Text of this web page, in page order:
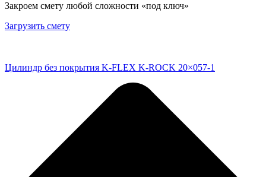
Закроем смету любой сложности «под ключ»
Загрузить смету
Цилиндр без покрытия K-FLEX K-ROCK 20×057-1